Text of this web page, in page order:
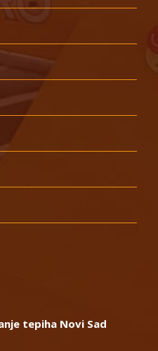
tepiha Novi Sad